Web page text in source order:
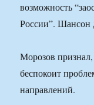
возможность
России”. Шансон
Морозов
беспокоит
направлений.